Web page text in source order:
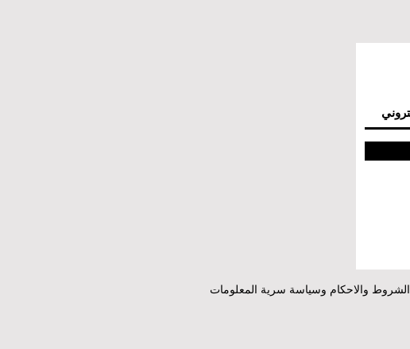
الشروط والاحكام وسياسة سرية المعلومات